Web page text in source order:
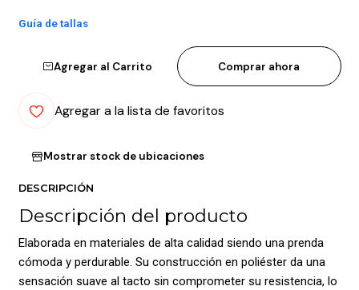
Guía de tallas
Agregar al Carrito Comprar ahora
Agregar a la lista de favoritos
Mostrar stock de ubicaciones
DESCRIPCIÓN
Descripción del producto
Elaborada en materiales de alta calidad siendo una prenda
cómoda y perdurable. Su construcción en poliéster da una
sensación suave al tacto sin comprometer su resistencia, lo